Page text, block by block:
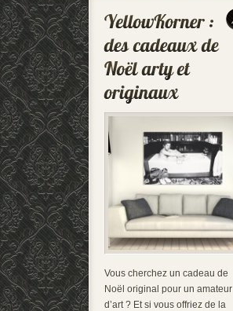
Vous cherchez un cadeau de
Noël original pour un amateur
d’art ? Et si vous offriez de la